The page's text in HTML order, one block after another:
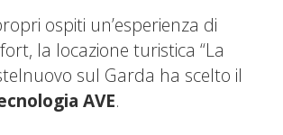
ospiti un’esperienza di
la locazione turistica “La
sul Garda ha scelto il
AVE.